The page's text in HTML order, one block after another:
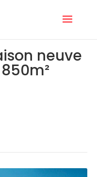
neuve